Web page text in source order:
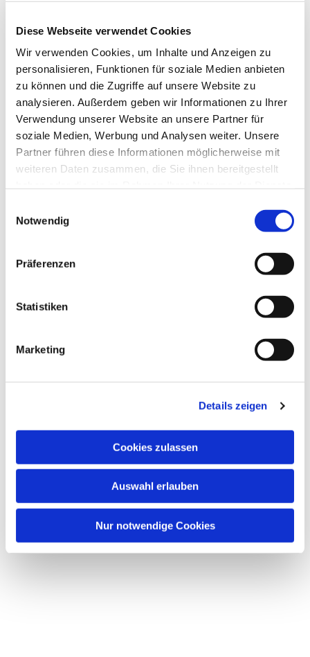
Diese Webseite verwendet Cookies
Wir verwenden Cookies, um Inhalte und Anzeigen zu
personalisieren, Funktionen für soziale Medien anbieten
zu können und die Zugriffe auf unsere Website zu
analysieren. Außerdem geben wir Informationen zu Ihrer
Verwendung unserer Website an unsere Partner für
soziale Medien, Werbung und Analysen weiter. Unsere
Partner führen diese Informationen möglicherweise mit
weiteren Daten zusammen, die Sie ihnen bereitgestellt
Notwendig
Präferenzen
Statistiken
Marketing
Details zeigen
Cookies zulassen
Auswahl erlauben
Nur notwendige Cookies